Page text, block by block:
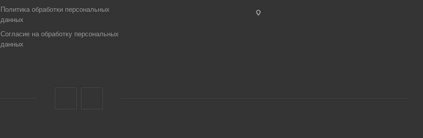
Политика обработки персональных
данных
Согласие на обработку персональных
данных